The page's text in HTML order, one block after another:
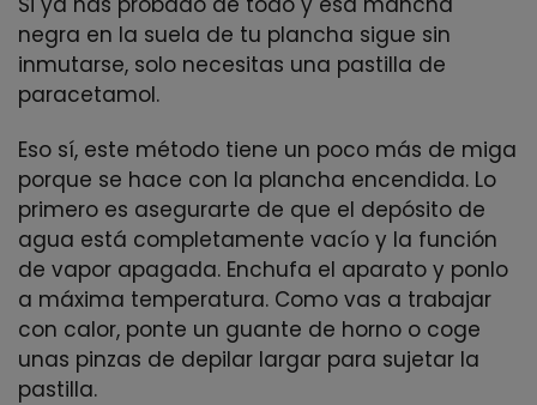
negra en la suela de tu plancha sigue sin
inmutarse, solo necesitas una pastilla de
paracetamol.
Eso sí, este método tiene un poco más de miga
porque se hace con la plancha encendida. Lo
primero es asegurarte de que el depósito de
agua está completamente vacío y la función
de vapor apagada. Enchufa el aparato y ponlo
a máxima temperatura. Como vas a trabajar
con calor, ponte un guante de horno o coge
unas pinzas de depilar largar para sujetar la
pastilla.